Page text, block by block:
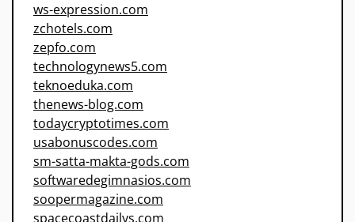
ws-expression.com
zchotels.com
zepfo.com
technologynews5.com
teknoeduka.com
thenews-blog.com
todaycryptotimes.com
usabonuscodes.com
sm-satta-makta-gods.com
softwaredegimnasios.com
soopermagazine.com
spacecoastdailys.com